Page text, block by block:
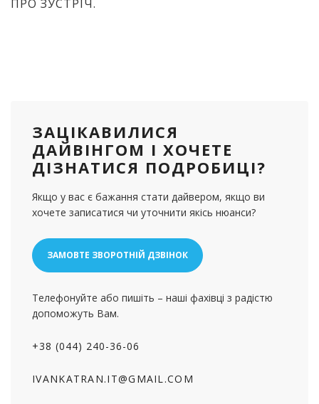
ПРО ЗУСТРІЧ.
ЗАЦІКАВИЛИСЯ
ДАЙВІНГОМ І ХОЧЕТЕ
ДІЗНАТИСЯ ПОДРОБИЦІ?
Якщо у вас є бажання стати дайвером, якщо ви
хочете записатися чи уточнити якісь нюанси?
ЗАМОВТЕ ЗВОРОТНІЙ ДЗВІНОК
Телефонуйте або пишіть – наші фахівці з радістю
допоможуть Вам.
+38 (044) 240-36-06
IVANKATRAN.IT@GMAIL.COM